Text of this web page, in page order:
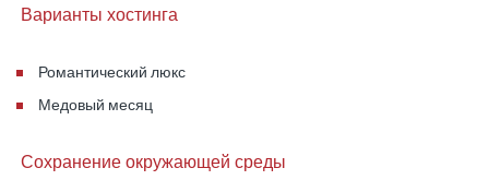
Варианты хостинга
Романтический люкс
Медовый месяц
Сохранение окружающей среды